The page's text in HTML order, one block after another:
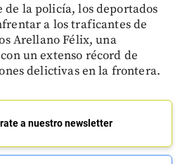
de la policía, los deportados
a los traficantes de
Arellano Félix, una
un extenso récord de
delictivas en la frontera.
a nuestro newsletter